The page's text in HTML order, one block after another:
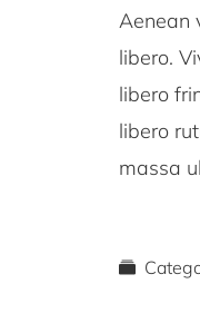
Aenean
libero.
libero
libero
massa